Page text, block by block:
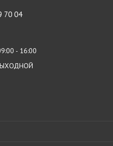
70 04
- 16:00